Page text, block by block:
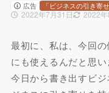
広告
2022年7月31日 2022
「ビジネスの引き寄
最初に、私は、今回
にも使えるんだと思い
今日から書き出すビ